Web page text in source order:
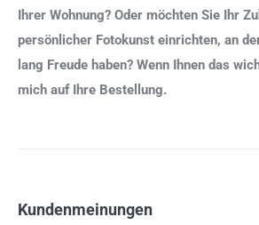
Ihrer Wohnung? Oder möchten Sie Ihr
persönlicher Fotokunst einrichten, an
lang Freude haben? Wenn Ihnen das
mich auf Ihre Bestellung.
Kundenmeinungen